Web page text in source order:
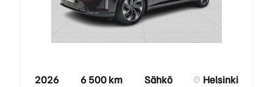
2026 6 500 km Sähkö Helsinki